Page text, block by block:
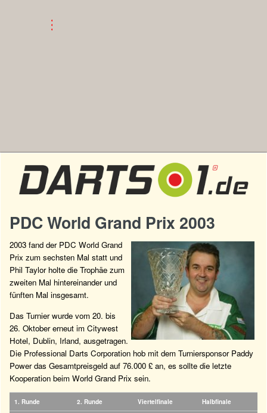
PDC World Grand Prix 2003
2003 fand der PDC World Grand
Prix zum sechsten Mal statt und
Phil Taylor holte die Trophäe zum
zweiten Mal hintereinander und
fünften Mal insgesamt.
Das Turnier wurde vom 20. bis
26. Oktober erneut im Citywest
Hotel, Dublin, Irland, ausgetragen.
Die Professional Darts Corporation hob mit dem Turniersponsor Paddy
Power das Gesamtpreisgeld auf 76.000 £ an, es sollte die letzte
Kooperation beim World Grand Prix sein.
1. Runde 2. Runde Viertelfinale Halbfinale